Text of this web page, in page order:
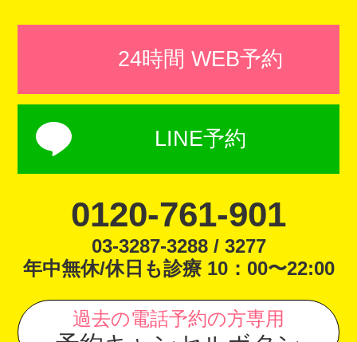
24時間 WEB予約
LINE予約
0120-761-901
03-3287-3288 / 3277
年中無休/休日も診療 10：00〜22:00
過去の電話予約の方専用